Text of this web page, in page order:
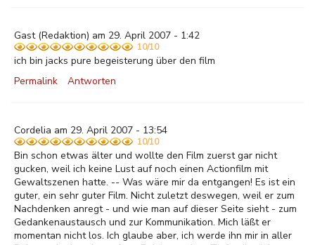
Gast (Redaktion) am 29. April 2007 - 1:42
10/10
ich bin jacks pure begeisterung über den film
Permalink
Antworten
Cordelia am 29. April 2007 - 13:54
10/10
Bin schon etwas älter und wollte den Film zuerst gar nicht
gucken, weil ich keine Lust auf noch einen Actionfilm mit
Gewaltszenen hatte. -- Was wäre mir da entgangen! Es ist ein
guter, ein sehr guter Film. Nicht zuletzt deswegen, weil er zum
Nachdenken anregt - und wie man auf dieser Seite sieht - zum
Gedankenaustausch und zur Kommunikation. Mich läßt er
momentan nicht los. Ich glaube aber, ich werde ihn mir in aller